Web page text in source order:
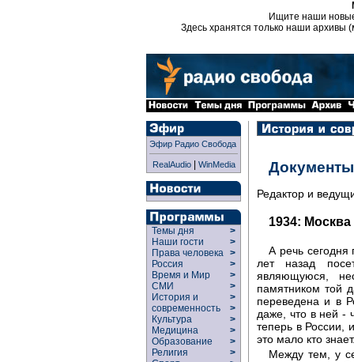
Ищите наши
Здесь хранятся только наши архивы
Эфир Радио Свобода
RealAudio| WinMedia
Темы дня
>
Наши гости
>
Права человека >
Россия
>
Время и Мир
>
СМИ
>
История и
современность
>
>
Культура
>
Медицина
>
Образование
>
Религия
>
Редактор и
1934:
А речь сегодня
лет назад
являющуюся,
памятником той
переведена и в
даже, что в ней -
теперь в России,
это мало кто
Между тем, у